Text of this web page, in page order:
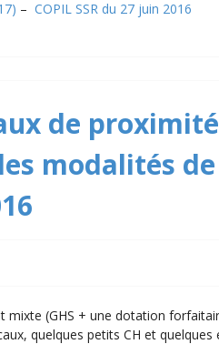
– COPIL SSR du 27 juin 2016
de
modalités
mixte (GHS + une dotation
quelques petits CH et